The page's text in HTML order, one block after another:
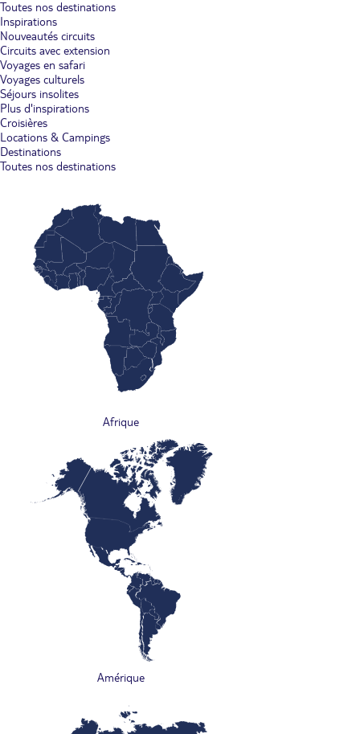
Toutes nos destinations
Inspirations
Nouveautés circuits
Circuits avec extension
Voyages en safari
Voyages culturels
Séjours insolites
Plus d'inspirations
Croisières
Locations & Campings
Destinations
Toutes nos destinations
Afrique
Amérique